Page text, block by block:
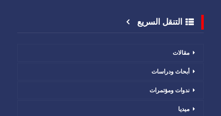
التنقل السريع
مقالات
أبحاث ودراسات
ندوات ومؤتمرات
ميديا